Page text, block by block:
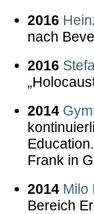
2016
nach
2016
2014
Frank in
2014 Milo
Bereich